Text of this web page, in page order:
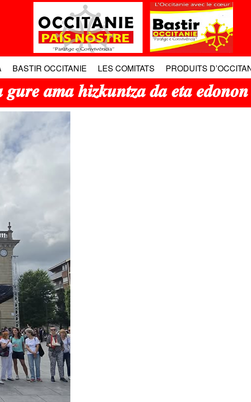
BASTIR OCCITANIE LES COMITATS PRODUITS
𝒂𝒎𝒂 𝒉𝒊𝒛𝒌𝒖𝒏𝒕𝒛𝒂 𝒅𝒂 𝒆𝒕𝒂 𝒆𝒅𝒐𝒏𝒐𝒏